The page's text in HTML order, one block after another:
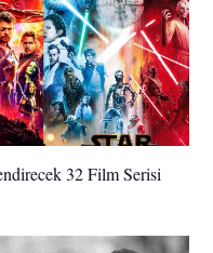
32 Film Serisi